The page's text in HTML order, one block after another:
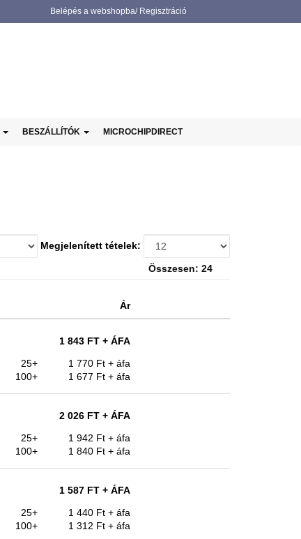
Belépés a webshopba/ Regisztráció
BESZÁLLÍTÓK MICROCHIPDIRECT
Megjelenített tételek:
Összesen: 24
Ár
1 843 FT + ÁFA
25+
1 770 Ft + áfa
100+
1 677 Ft + áfa
2 026 FT + ÁFA
25+
1 942 Ft + áfa
100+
1 840 Ft + áfa
1 587 FT + ÁFA
25+
1 440 Ft + áfa
100+
1 312 Ft + áfa